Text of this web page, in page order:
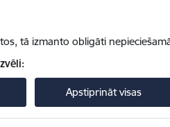
tā izmanto obligāti
Apstiprināt visas